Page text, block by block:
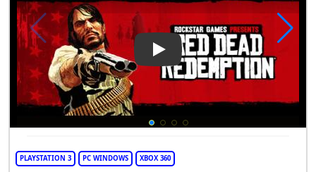
Play Video: Red Dead
PLAYSTATION 3 PC WINDOWS XBOX 360